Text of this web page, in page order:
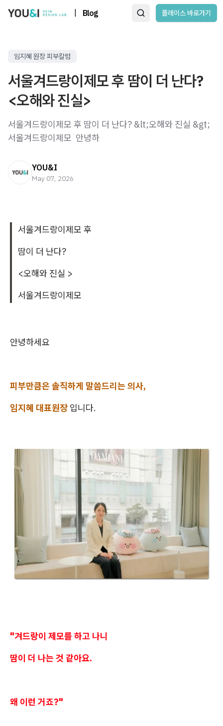
Blog 플레이스 바로가기
임지혜 원장 피부칼럼
서울겨드랑이제모 후 땀이 더 난다?
<오해와 진실>
서울겨드랑이제모 후 땀이 더 난다? &lt;오해와 진실 &gt;
서울겨드랑이제모 ​ 안녕하
YOU&I
May 07, 2026
서울겨드랑이제모 후
땀이 더 난다?
<오해와 진실 >
서울겨드랑이제모
안녕하세요
피부만큼은 솔직하게 말씀드리는 의사,
임지혜 대표원장 입니다.
"겨드랑이 제모를 하고 나니
땀이 더 나는 것 같아요.
왜 이런 거죠?"